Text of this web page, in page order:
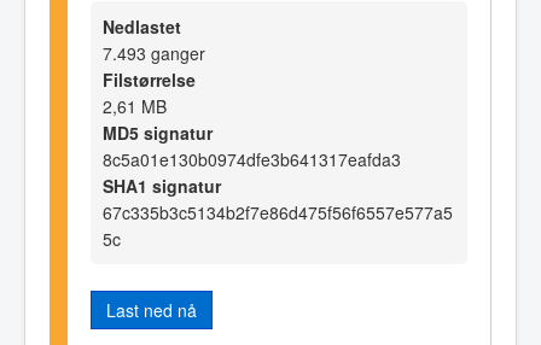
Nedlastet
7.493 ganger
Filstørrelse
2,61 MB
MD5 signatur
8c5a01e130b0974dfe3b641317eafda3
SHA1 signatur
67c335b3c5134b2f7e86d475f56f6557e577a5
5c
Last ned nå